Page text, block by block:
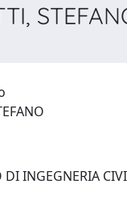
INGEGNERIA